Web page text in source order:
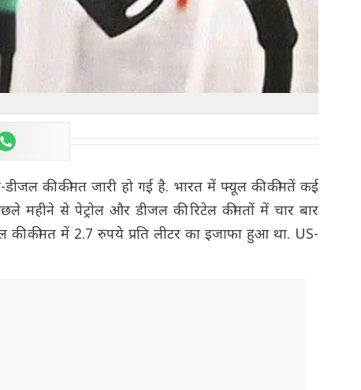
की कीमत जारी हो गई है. भारत में फ्यूल की कीमतें कई
महीने से पेट्रोल और डीजल की रिटेल कीमतों में चार बार
कीमत में 2.7 रुपये प्रति लीटर का इजाफा हुआ था. US-